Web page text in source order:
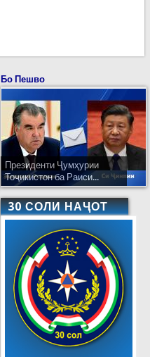
Бо Пешво
Президенти Ҷумҳурии
Тоҷикистон ба Раиси...
30 СОЛИ НАҶОТ